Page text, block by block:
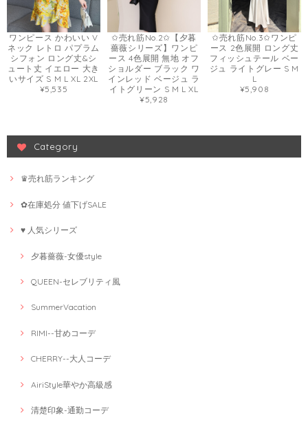
ワンピース かわいい V
ネック レトロ パプラム
シフォン ロング丈&シ
ュート丈 イエロー 大き
いサイズ S M L XL 2XL
¥5,535
✩売れ筋No.2✩【夕暮
薔薇シリーズ】ワンピ
ース 4色展開 無地 オフ
ショルダー ブラック ワ
インレッド ベージュ ラ
イトグリーン S M L XL
¥5,928
✩売れ筋No.3✩ワンピ
ース 2色展開 ロング丈
フィッシュテール ベー
ジュ ライトグレー S M
L
¥5,908
Category
♛売れ筋ランキング
✿在庫処分 値下げSALE
♥ 人気シリーズ
夕暮薔薇-女優style
QUEEN-セレブリティ風
SummerVacation
RIMI--甘めコーデ
CHERRY--大人コーデ
AiriStyle華やか高級感
清楚印象-通勤コーデ